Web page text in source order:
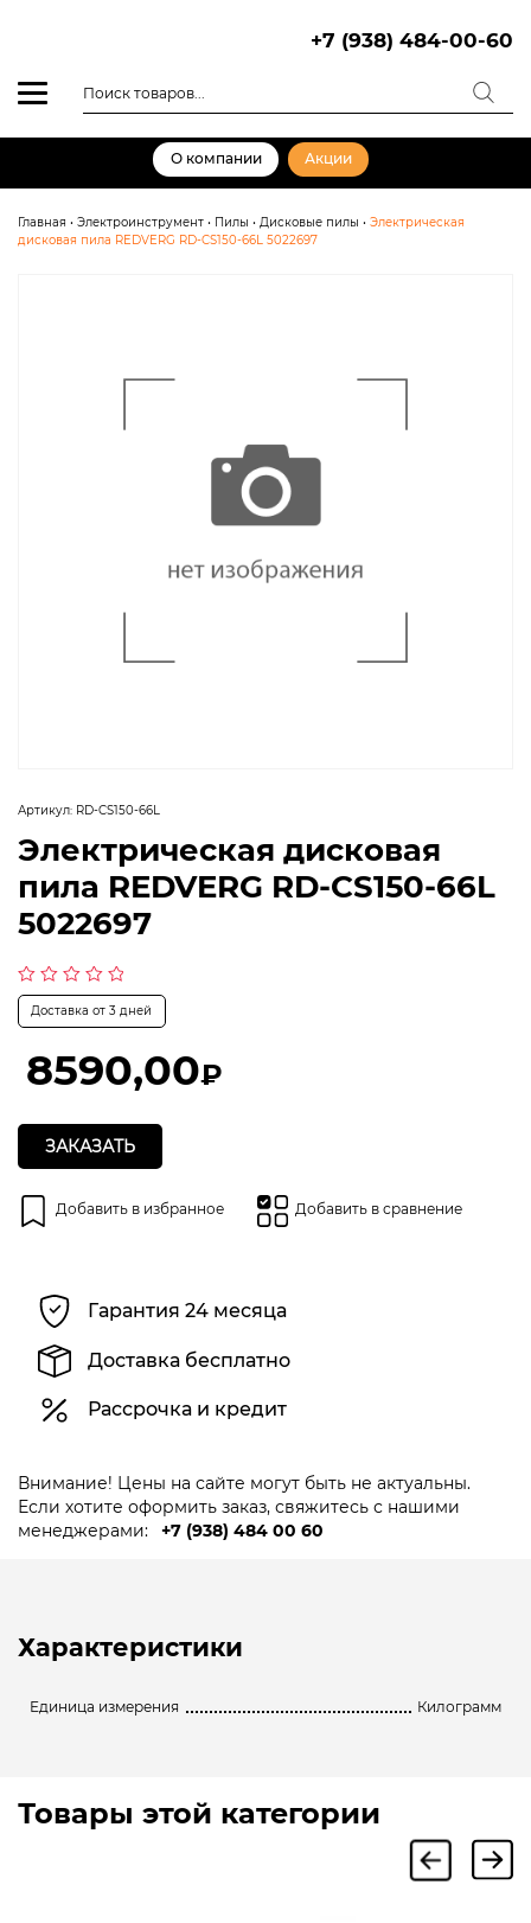
+7 (938) 484-00-60
товаров
О компании Акции
Главная • Электроинструмент • Пилы • Дисковые пилы • Электрическая
дисковая пила REDVERG RD-CS150-66L 5022697
Артикул: RD-CS150-66L
Электрическая дисковая
пила REDVERG RD-CS150-66L
5022697
Оценка
из
Доставка от 3 дней
8590,00₽
ЗАКАЗАТЬ
Добавить в избранное Добавить в сравнение
Гарантия 24 месяца
Доставка бесплатно
Рассрочка и кредит
Внимание! Цены на сайте могут быть не актуальны.
Если хотите оформить заказ, свяжитесь с нашими
менеджерами:
+7 (938) 484 00 60
Характеристики
Единица измерения Килограмм
Товары этой категории